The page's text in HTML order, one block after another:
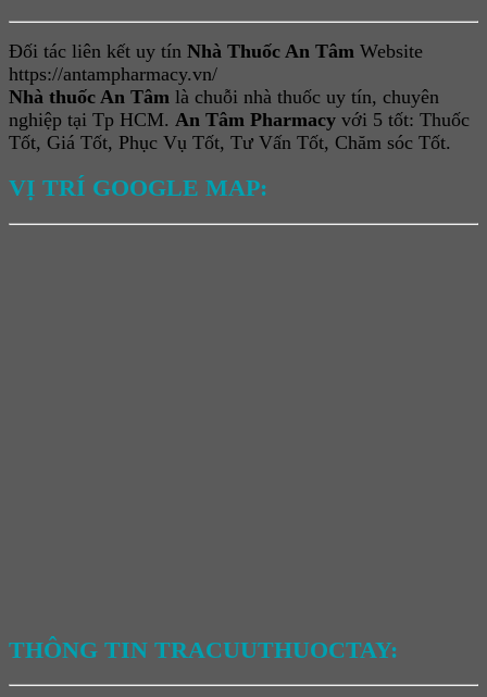
Đối tác liên kết uy tín Nhà Thuốc An Tâm Website
https://antampharmacy.vn/
Nhà thuốc An Tâm là chuỗi nhà thuốc uy tín, chuyên
nghiệp tại Tp HCM. An Tâm Pharmacy với 5 tốt: Thuốc
Tốt, Giá Tốt, Phục Vụ Tốt, Tư Vấn Tốt, Chăm sóc Tốt.
VỊ TRÍ GOOGLE MAP:
THÔNG TIN TRACUUTHUOCTAY: